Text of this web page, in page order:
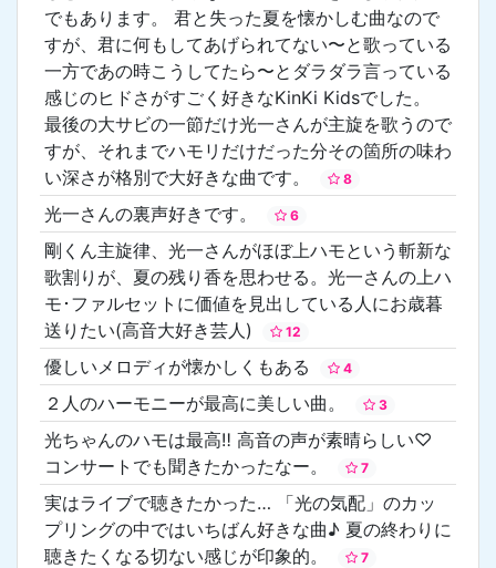
でもあります。 君と失った夏を懐かしむ曲なので
すが、君に何もしてあげられてない〜と歌っている
一方であの時こうしてたら〜とダラダラ言っている
感じのヒドさがすごく好きなKinKi Kidsでした。
最後の大サビの一節だけ光一さんが主旋を歌うので
すが、それまでハモリだけだった分その箇所の味わ
い深さが格別で大好きな曲です。
8
光一さんの裏声好きです。 6
剛くん主旋律、光一さんがほぼ上ハモという斬新な
歌割りが、夏の残り香を思わせる。光一さんの上ハ
モ･ファルセットに価値を見出している人にお歳暮
送りたい(高音大好き芸人)
12
優しいメロディが懐かしくもある 4
２人のハーモニーが最高に美しい曲。 3
光ちゃんのハモは最高‼️ 高音の声が素晴らしい♡
コンサートでも聞きたかったなー。
7
実はライブで聴きたかった… 「光の気配」のカッ
プリングの中ではいちばん好きな曲♪ 夏の終わりに
聴きたくなる切ない感じが印象的。
7